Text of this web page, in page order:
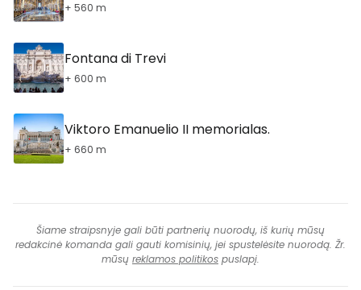
+ 560 m
Fontana di Trevi
+ 600 m
Viktoro Emanuelio II memorialas.
+ 660 m
Šiame straipsnyje gali būti partnerių nuorodų, iš kurių mūsų
redakcinė komanda gali gauti komisinių, jei spustelėsite nuorodą. Žr.
mūsų reklamos politikos puslapį.